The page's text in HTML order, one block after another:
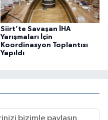
Siirt’te Savaşan İHA
Yarışmaları İçin
Koordinasyon Toplantısı
Yapıldı